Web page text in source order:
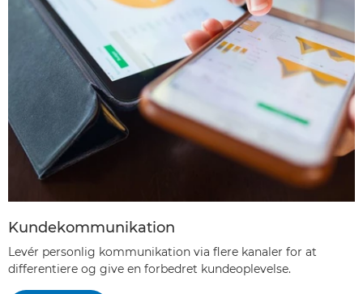
Kundekommunikation
Levér personlig kommunikation via flere kanaler for at
differentiere og give en forbedret kundeoplevelse.